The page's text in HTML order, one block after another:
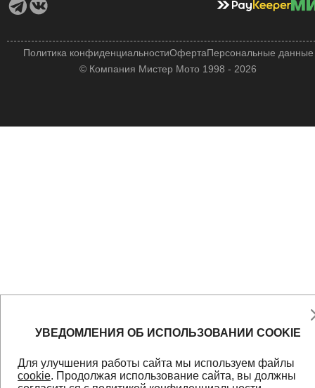
© Компания Мистер Мото 1998 - 2026
Политика конфиденциальностиОфертаПерсональные данные
УВЕДОМЛЕНИЯ ОБ ИСПОЛЬЗОВАНИИ COOKIE
Для улучшения работы сайта мы используем файлы
cookie. Продолжая использование сайта, вы должны